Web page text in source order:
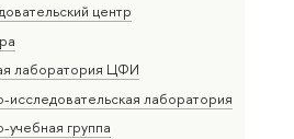
центр
лаборатория ЦФИ
исследовательская лаборатория
учебная группа